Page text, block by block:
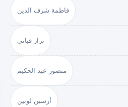
فاطمة شرف الدين
نزار قباني
منصور عبد الحكيم
أرسين لوبين